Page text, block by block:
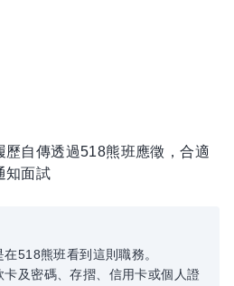
歷自傳透過518熊班應徵，合適
知面試
518熊班看到這則職務。
卡及密碼、存摺、信用卡或個人證